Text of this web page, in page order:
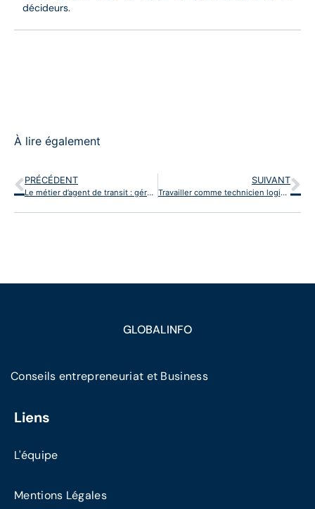
décideurs.
À lire également
PRÉCÉDENT
Le métier d’agent de transit : gérer les formalités douanières et le transport
SUIVANT
Travailler comme technicien logistique : support opérationnel et suivi
GLOBALINFO
Conseils entrepreneuriat et Business
Liens
L'équipe
Mentions Légales